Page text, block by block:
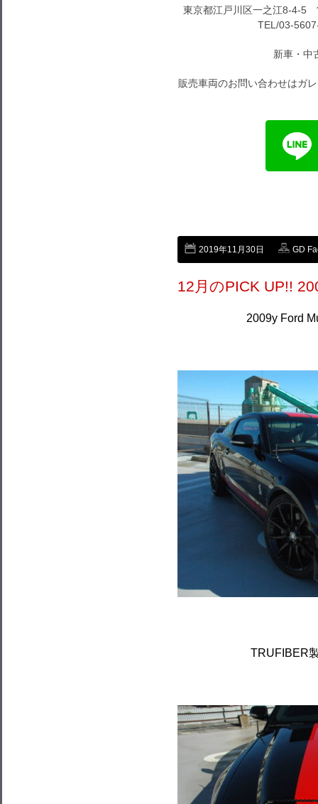
東京都江戸川区一之江8-4-5
TEL/03-
新車・中
販売車両のお問い合わせはガ
2019年11月30日 GD
12月のPICK UP!!
2009y Ford
TRUFIBER